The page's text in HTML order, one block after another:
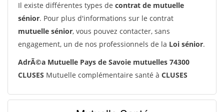
Il existe différentes types de contrat de mutuelle
sénior. Pour plus d'informations sur le contrat
mutuelle sénior, vous pouvez contacter, sans
engagement, un de nos professionnels de la Loi sénior.
AdrÃ©a Mutuelle Pays de Savoie mutuelles 74300
CLUSES Mutuelle complémentaire santé à CLUSES